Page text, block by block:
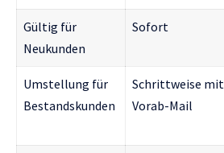
Gültig für
Neukunden
Sofort
Umstellung für
Bestandskunden
Schrittweise mit
Vorab-Mail